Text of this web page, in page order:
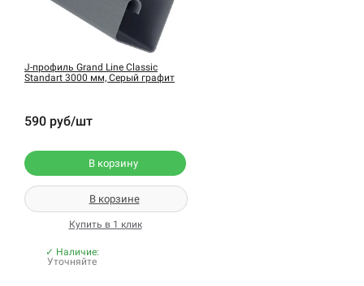
J-профиль Grand Line Classic
Standart 3000 мм, Серый графит
590 руб/шт
В корзину
В корзине
Купить в 1 клик
✓ Наличие:
Уточняйте